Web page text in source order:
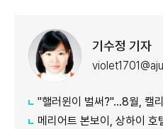
기수정 기자
"핼러윈이 벌써?"…8월, 캘
메리어트 본보이, 상하이 호텔망 확